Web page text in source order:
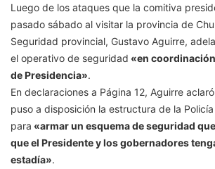
Luego de los ataques que la comitiva
pasado sábado al visitar la provincia de
Seguridad provincial, Gustavo Aguirre,
el operativo de seguridad «en
de Presidencia».
En declaraciones a Página 12, Aguirre
puso a disposición la estructura de la
para «armar un esquema de seguridad
que el Presidente y los gobernadores
estadía».